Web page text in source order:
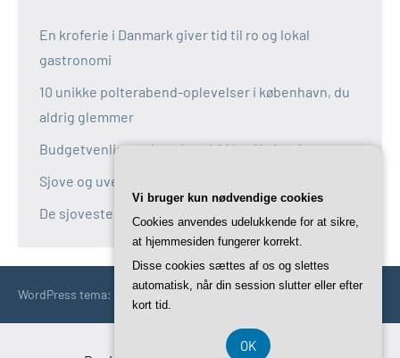
En kroferie i Danmark giver tid til ro og lokal
gastronomi
10 unikke polterabend-oplevelser i københavn, du
aldrig glemmer
Budgetvenlige polterabend-idéer i københavn
Sjove og uventede polterabend-idéer i københavn
De sjoveste aktiviteter til polterabend i københavn
WordPress tema: Occasio by ThemeZee.
Vi bruger kun nødvendige cookies
Cookies anvendes udelukkende for at sikre,
at hjemmesiden fungerer korrekt.
Disse cookies sættes af os og slettes
automatisk, når din session slutter eller efter
kort tid.
OK